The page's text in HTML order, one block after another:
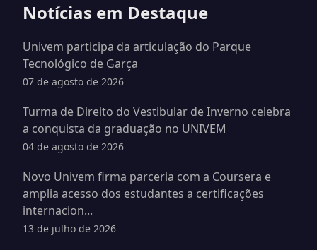
Notícias em Destaque
Univem participa da articulação do Parque
Tecnológico de Garça
07 de agosto de 2026
Turma de Direito do Vestibular de Inverno celebra
a conquista da graduação no UNIVEM
04 de agosto de 2026
Novo Univem firma parceria com a Coursera e
amplia acesso dos estudantes a certificações
internacion...
13 de julho de 2026